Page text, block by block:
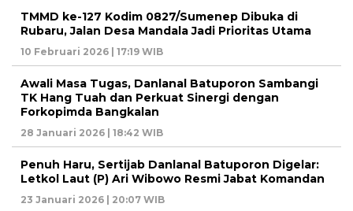
TMMD ke-127 Kodim 0827/Sumenep Dibuka di
Rubaru, Jalan Desa Mandala Jadi Prioritas Utama
10 Februari 2026 | 17:19 WIB
Awali Masa Tugas, Danlanal Batuporon Sambangi
TK Hang Tuah dan Perkuat Sinergi dengan
Forkopimda Bangkalan
28 Januari 2026 | 18:42 WIB
Penuh Haru, Sertijab Danlanal Batuporon Digelar:
Letkol Laut (P) Ari Wibowo Resmi Jabat Komandan
23 Januari 2026 | 20:07 WIB